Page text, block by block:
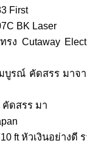
First
BK Laser
ง Cutaway
มบูรณ์ คัดสรร มา
คัดสรร มา
ft หัวเงินอย่างดี